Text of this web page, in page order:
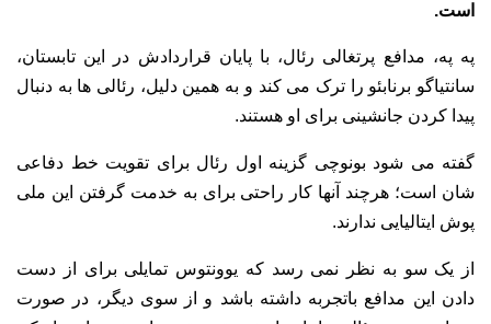
است.
په په، مدافع پرتغالی رئال، با پایان قراردادش در این تابستان،
سانتیاگو برنابئو را ترک می کند و به همین دلیل، رئالی ها به دنبال
پیدا کردن جانشینی برای او هستند.
گفته می شود بونوچی گزینه اول رئال برای تقویت خط دفاعی
شان است؛ هرچند آنها کار راحتی برای به خدمت گرفتن این ملی
پوش ایتالیایی ندارند.
از یک سو به نظر نمی رسد که یوونتوس تمایلی برای از دست
دادن این مدافع باتجربه داشته باشد و از سوی دیگر، در صورت